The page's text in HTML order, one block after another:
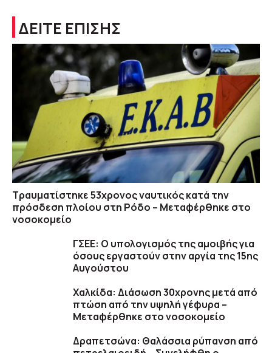
ΔΕΙΤΕ ΕΠΙΣΗΣ
Τραυματίστηκε 53χρονος ναυτικός κατά την
πρόσδεση πλοίου στη Ρόδο – Μεταφέρθηκε στο
νοσοκομείο
ΓΣΕΕ: Ο υπολογισμός της αμοιβής για
όσους εργαστούν στην αργία της 15ης
Αυγούστου
Χαλκίδα: Διάσωση 30χρονης μετά από
πτώση από την υψηλή γέφυρα –
Μεταφέρθηκε στο νοσοκομείο
Δραπετσώνα: Θαλάσσια ρύπανση από